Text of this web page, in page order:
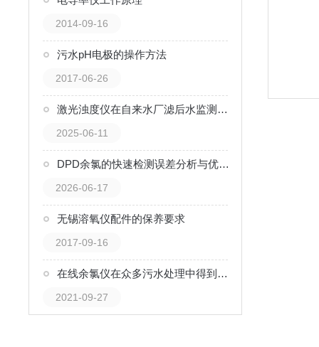
2014-09-16
污水pH电极的操作方法
2017-06-26
激光浊度仪在自来水厂滤后水监测中的应用
2025-06-11
DPD余氯的快速检测误差分析与优化方案
2026-06-17
无锡溶氧仪配件的保养要求
2017-09-16
在线余氯仪在众多污水处理中得到应用
2021-09-27